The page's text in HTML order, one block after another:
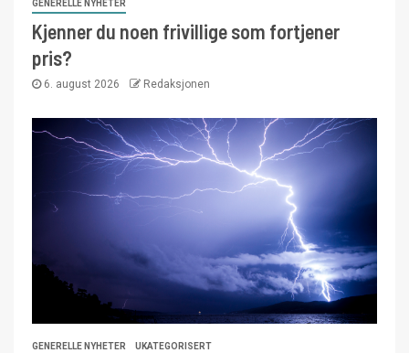
GENERELLE NYHETER
Kjenner du noen frivillige som fortjener
pris?
6. august 2026 Redaksjonen
GENERELLE NYHETER UKATEGORISERT